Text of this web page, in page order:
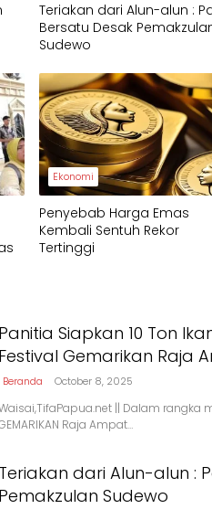
Teriakan dari Alun-alun :
Bersatu Desak
Sudewo
Ekonomi
Penyebab Harga Emas
Kembali Sentuh Rekor
Tertinggi
Panitia Siapkan 10 Ton
Festival Gemarikan Raja
Beranda October 8, 2025
|| Dalam rangka
Raja Ampat…
Teriakan dari Alun-alun :
Pemakzulan Sudewo